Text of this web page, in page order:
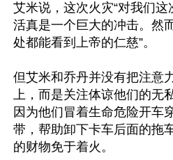
艾米说，这次火灾“对我们
活真是一个巨大的冲击。然
处都能看到上帝的仁慈”。
但艾米和乔丹并没有把注意
上，而是关注体谅他们的无
因为他们冒着生命危险开车
带，帮助卸下卡车后面的拖
的财物免于着火。